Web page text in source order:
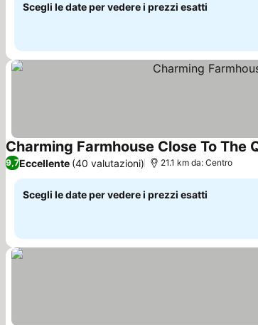
Scegli le date per vedere i prezzi esatti
Charming Farmhouse Close To
9,7Eccellente (40 valutazioni) 21.1 km da: Centro
Scegli le date per vedere i prezzi esatti